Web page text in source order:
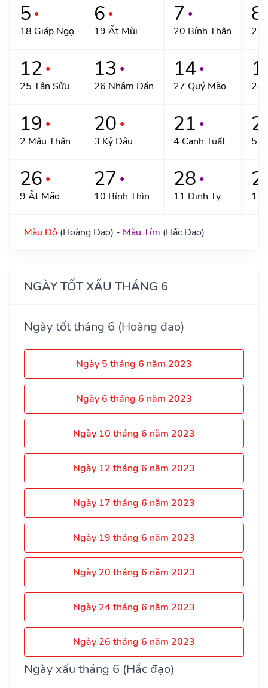
5 ●
18 Giáp Ngọ
6 ●
19 Ất Mùi
7 ●
20 Bính Thân
8
21
12 ●
25 Tân Sửu
13 ●
26 Nhâm Dần
14 ●
27 Quý Mão 28
19 ●
2 Mậu Thân
20 ●
3 Kỷ Dậu
21 ●
4 Canh Tuất 5
26 ●
9 Ất Mão
27 ●
10 Bính Thìn
28 ●
11 Đinh Tỵ 12
Màu Đỏ (Hoàng Đạo) - Màu Tím (Hắc Đạo)
NGÀY TỐT XẤU THÁNG 6
Ngày tốt tháng 6 (Hoàng đạo)
Ngày 5 tháng 6 năm 2023
Ngày 6 tháng 6 năm 2023
Ngày 10 tháng 6 năm 2023
Ngày 12 tháng 6 năm 2023
Ngày 17 tháng 6 năm 2023
Ngày 19 tháng 6 năm 2023
Ngày 20 tháng 6 năm 2023
Ngày 24 tháng 6 năm 2023
Ngày 26 tháng 6 năm 2023
Ngày xấu tháng 6 (Hắc đạo)